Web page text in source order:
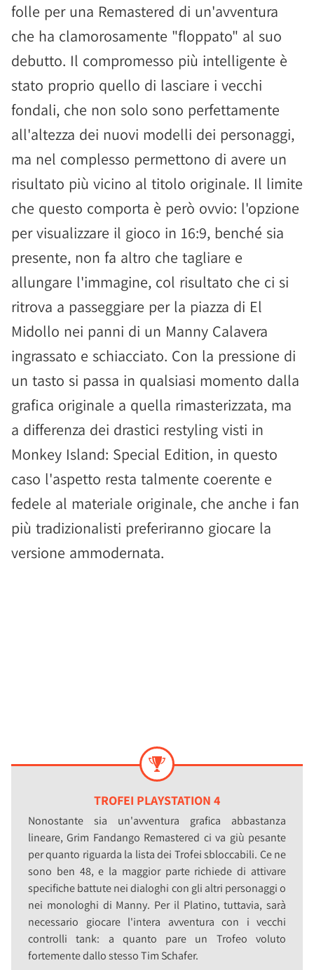
folle per una Remastered di un'avventura
che ha clamorosamente "floppato" al suo
debutto. Il compromesso più intelligente è
stato proprio quello di lasciare i vecchi
fondali, che non solo sono perfettamente
all'altezza dei nuovi modelli dei personaggi,
ma nel complesso permettono di avere un
risultato più vicino al titolo originale. Il limite
che questo comporta è però ovvio: l'opzione
per visualizzare il gioco in 16:9, benché sia
presente, non fa altro che tagliare e
allungare l'immagine, col risultato che ci si
ritrova a passeggiare per la piazza di El
Midollo nei panni di un Manny Calavera
ingrassato e schiacciato. Con la pressione di
un tasto si passa in qualsiasi momento dalla
grafica originale a quella rimasterizzata, ma
a differenza dei drastici restyling visti in
Monkey Island: Special Edition, in questo
caso l'aspetto resta talmente coerente e
fedele al materiale originale, che anche i fan
più tradizionalisti preferiranno giocare la
versione ammodernata.
TROFEI PLAYSTATION 4
Nonostante sia un'avventura grafica abbastanza
lineare, Grim Fandango Remastered ci va giù pesante
per quanto riguarda la lista dei Trofei sbloccabili. Ce ne
sono ben 48, e la maggior parte richiede di attivare
specifiche battute nei dialoghi con gli altri personaggi o
nei monologhi di Manny. Per il Platino, tuttavia, sarà
necessario giocare l'intera avventura con i vecchi
controlli tank: a quanto pare un Trofeo voluto
fortemente dallo stesso Tim Schafer.